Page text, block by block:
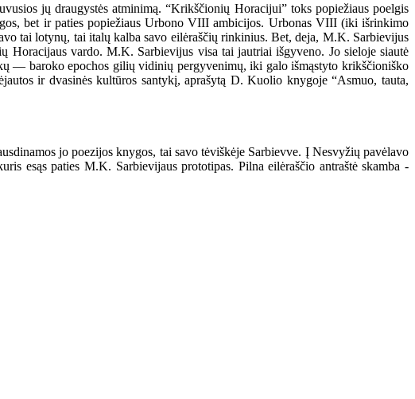
jų draugystės atminimą. “Krikščionių Horacijui” toks popiežiaus poelgis
bet ir paties popiežiaus Urbono VIII ambicijos. Urbonas VIII (iki išrinkimo
tai lotynų, tai italų kalba savo eilėraščių rinkinius. Bet, deja, M.K. Sarbievijus
Horacijaus vardo. M.K. Sarbievijus visa tai jautriai išgyveno. Jo sieloje siautė
— baroko epochos gilių vidinių pergyvenimų, iki galo išmąstyto krikščioniško
ir dvasinės kultūros santykį, aprašytą D. Kuolio knygoje “Asmuo, tauta,
jo poezijos knygos, tai savo tėviškėje Sarbievve. Į Nesvyžių pavėlavo
esąs paties M.K. Sarbievijaus prototipas. Pilna eilėraščio antraštė skamba -